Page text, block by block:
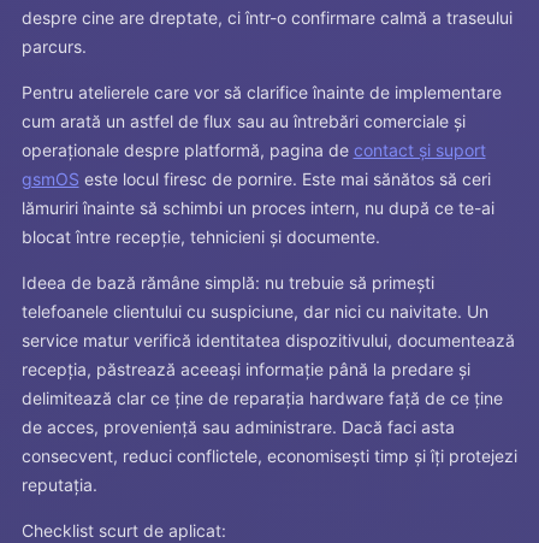
despre cine are dreptate, ci într-o confirmare calmă a traseului
parcurs.
Pentru atelierele care vor să clarifice înainte de implementare
cum arată un astfel de flux sau au întrebări comerciale și
operaționale despre platformă, pagina de contact și suport
gsmOS este locul firesc de pornire. Este mai sănătos să ceri
lămuriri înainte să schimbi un proces intern, nu după ce te-ai
blocat între recepție, tehnicieni și documente.
Ideea de bază rămâne simplă: nu trebuie să primești
telefoanele clientului cu suspiciune, dar nici cu naivitate. Un
service matur verifică identitatea dispozitivului, documentează
recepția, păstrează aceeași informație până la predare și
delimitează clar ce ține de reparația hardware față de ce ține
de acces, proveniență sau administrare. Dacă faci asta
consecvent, reduci conflictele, economisești timp și îți protejezi
reputația.
Checklist scurt de aplicat: